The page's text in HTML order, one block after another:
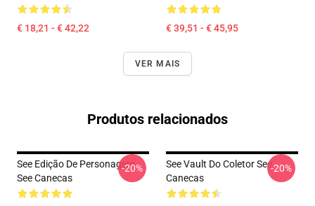
€ 18,21 - € 42,22 € 39,51 - € 45,95
VER MAIS
Produtos relacionados
See Edição De Personagem
See Canecas
-20%
See Vault Do Coletor See
Canecas
-20%